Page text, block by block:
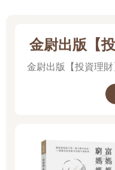
金尉出版【
金尉出版【投資理